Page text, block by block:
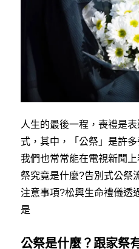
人生的最後一程，喪禮是
式，其中，「公祭」是許
我們也常常能在電視新聞
祭究竟是什麼?告別式公祭
注意事項?松興生命禮儀透
是
公祭是什麼？跟家祭